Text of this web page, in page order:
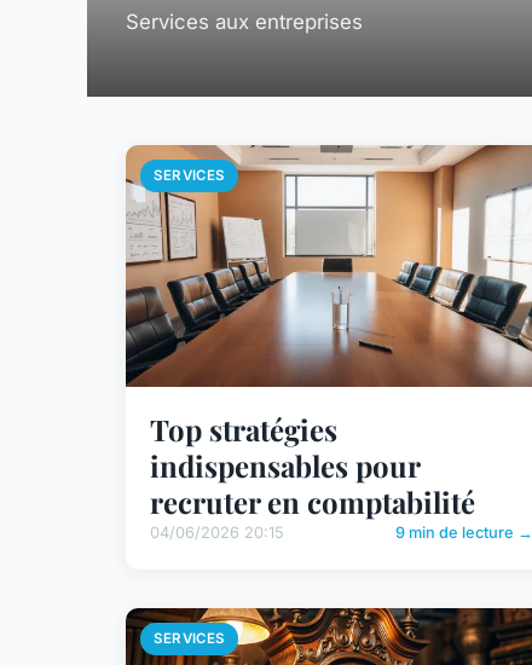
Services aux entreprises
SERVICES
Top stratégies
indispensables pour
recruter en comptabilité
04/06/2026 20:15 9 min de lecture →
SERVICES